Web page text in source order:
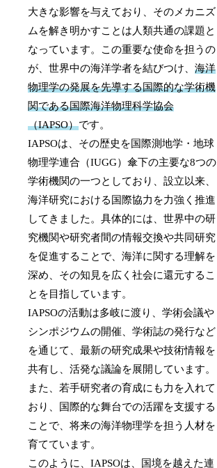
大きな影響を与えており、そのメカニズ
ムを解き明かすことは人類共通の課題と
なっています。この重要な使命を担うの
が、世界中の海洋学者を結びつけ、海洋
物理学の発展を先導する国際的な学術機
関である国際海洋物理科学協会
（IAPSO）です。
IAPSOは、その歴史を国際測地学・地球
物理学連合（IUGG）傘下の主要な8つの
学術機関の一つとしており、設立以来、
海洋研究における国際協力を力強く推進
してきました。具体的には、世界中の研
究機関や研究者間の情報交換や共同研究
を促進することで、海洋に関する理解を
深め、その知見を広く社会に還元するこ
とを目指しています。
IAPSOの活動は多岐に渡り、学術会議や
シンポジウムの開催、学術誌の発行など
を通じて、最新の研究成果や技術情報を
共有し、活発な議論を展開しています。
また、若手研究者の育成にも力を入れて
おり、国際的な舞台での活躍を支援する
ことで、将来の海洋物理学を担う人材を
育てています。
このように、IAPSOは、国境を越えた連